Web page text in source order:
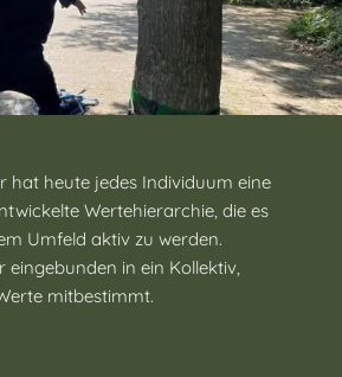
hat heute jedes Individuum eine
Wertehierarchie, die es
Umfeld aktiv zu werden.
eingebunden in ein Kollektiv,
mitbestimmt.